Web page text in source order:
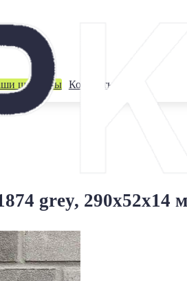
шоурумы Контакты
grey, 290x52x14